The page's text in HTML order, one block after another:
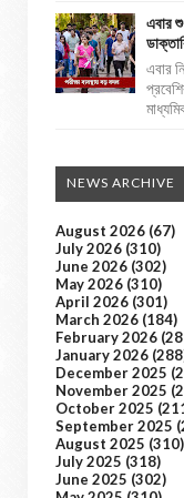
এবার
এবার
NEWS ARCHIVE
August 2026 (67)
July 2026 (310)
June 2026 (302)
May 2026 (310)
April 2026 (301)
March 2026 (184)
February 2026
January 2026
December 2025
November 2025
October 2025
September 2025
August 2025 (310)
July 2025 (318)
June 2025 (302)